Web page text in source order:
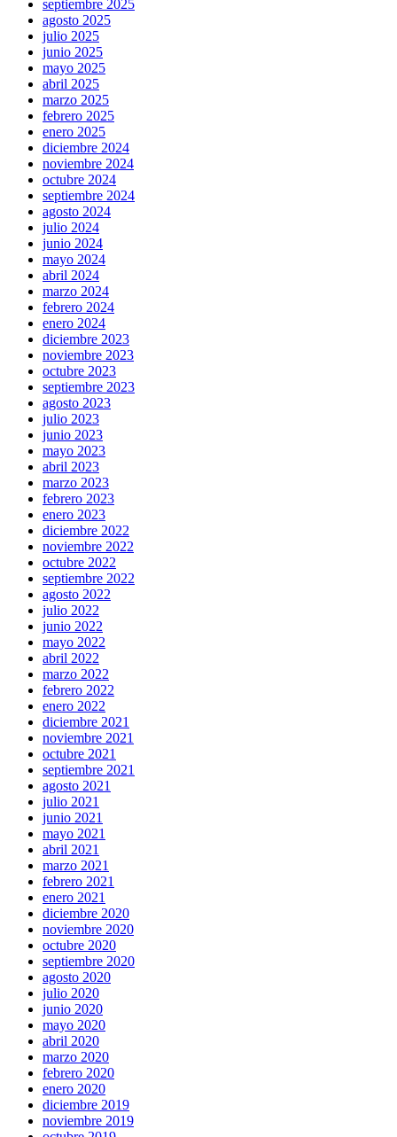
septiembre 2025
agosto 2025
julio 2025
junio 2025
mayo 2025
abril 2025
marzo 2025
febrero 2025
enero 2025
diciembre 2024
noviembre 2024
octubre 2024
septiembre 2024
agosto 2024
julio 2024
junio 2024
mayo 2024
abril 2024
marzo 2024
febrero 2024
enero 2024
diciembre 2023
noviembre 2023
octubre 2023
septiembre 2023
agosto 2023
julio 2023
junio 2023
mayo 2023
abril 2023
marzo 2023
febrero 2023
enero 2023
diciembre 2022
noviembre 2022
octubre 2022
septiembre 2022
agosto 2022
julio 2022
junio 2022
mayo 2022
abril 2022
marzo 2022
febrero 2022
enero 2022
diciembre 2021
noviembre 2021
octubre 2021
septiembre 2021
agosto 2021
julio 2021
junio 2021
mayo 2021
abril 2021
marzo 2021
febrero 2021
enero 2021
diciembre 2020
noviembre 2020
octubre 2020
septiembre 2020
agosto 2020
julio 2020
junio 2020
mayo 2020
abril 2020
marzo 2020
febrero 2020
enero 2020
diciembre 2019
noviembre 2019